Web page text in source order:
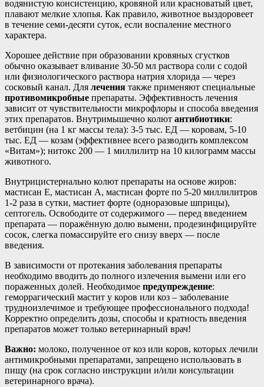
водянистую консистенцию, кровяной или красноватый цвет,
плавают мелкие хлопья. Как правило, животное выздоровеет
в течение семи-десяти суток, если воспаление местного
характера.
Хорошее действие при образовании кровяных сгустков
обычно оказывает вливание 30-50 мл раствора соли с содой
или физиологического раствора натрия хлорида — через
сосковый канал. Для лечения также применяют специальные
противомикробные препараты. Эффективность лечения
зависит от чувствительности микрофлоры и способа введения
этих препаратов. Внутримышечно колют антибиотики:
ветбицин (на 1 кг массы тела): 3-5 тыс. ЕД — коровам, 5-10
тыс. ЕД — козам (эффективнее всего разводить комплексом
«Витам»); нитокс 200 — 1 миллилитр на 10 килограмм массы
животного.
Внутрицистернально колют препараты на основе жиров:
мастисан Е, мастисан А, мастисан форте по 5-20 миллилитров
1-2 раза в сутки, мастиет форте (одноразовые шприцы),
септогель. Освободите от содержимого — перед введением
препарата — поражённую долю вымени, продезинфицируйте
сосок, слегка помассируйте его снизу вверх — после
введения.
В зависимости от протекания заболевания препараты
необходимо вводить до полного излечения вымени или его
пораженных долей. Необходимое предупреждение:
геморрагический мастит у коров или коз – заболевание
трудноизлечимое и требующее профессионального подхода!
Корректно определить дозы, способы и кратность введения
препаратов может только ветеринарный врач!
Важно: молоко, полученное от коз или коров, которых лечили
антимикробными препаратами, запрещено использовать в
пищу (на срок согласно инструкции и/или консультации
ветеринарного врача).